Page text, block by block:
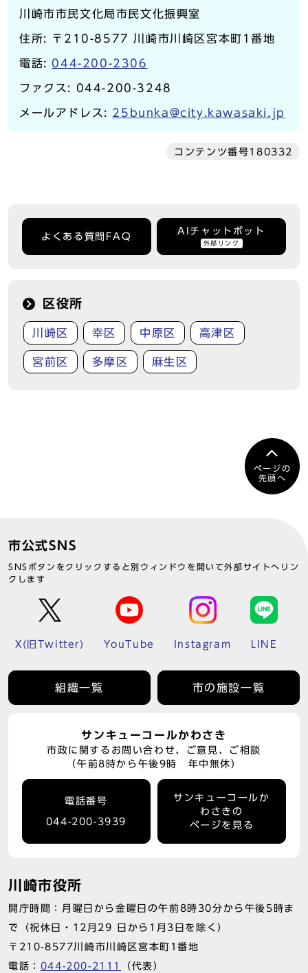
川崎市市民文化局市民文化振興室
住所: 〒210-8577 川崎市川崎区宮本町1番地
電話: 044-200-2306
ファクス: 044-200-3248
メールアドレス: 25bunka@city.kawasaki.jp
コンテンツ番号180332
よくある質問FAQ
AIチャットボット
外部リンク
区役所
川崎区 幸区 中原区 高津区
宮前区 多摩区 麻生区
ページの
先頭へ
市公式SNS
SNSボタンをクリックすると別ウィンドウを開いて外部サイトへリン
クします
X(旧Twitter) YouTube Instagram LINE
組織一覧 市の施設一覧
サンキューコールかわさき
市政に関するお問い合わせ、ご意見、ご相談
（午前8時から午後9時 年中無休）
電話番号
044-200-3939
サンキューコールか
わさきの
ページを見る
川崎市役所
開庁時間：月曜日から金曜日の午前8時30分から午後5時ま
で（祝休日・12月29 日から1月3日を除く）
〒210-8577川崎市川崎区宮本町1番地
電話： 044-200-2111 （代表）